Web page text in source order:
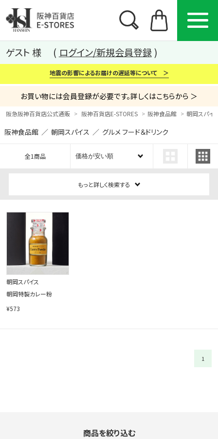
カテゴリー ブランド
ゲスト 様 ログイン/新規会員登録
地震の影響によるお届けの遅延等について ＞
お買い物には会員登録が必要です。詳しくはこちらから ＞
阪急阪神百貨店公式通販 阪神百貨店E-STORES 阪神食品館 朝岡スパイ
阪神食品館 ／ 朝岡スパイス ／ グルメ フード＆ドリンク
全1商品
もっと詳しく検索する
朝岡スパイス
朝岡特製カレー粉
¥573
1
商品を絞り込む